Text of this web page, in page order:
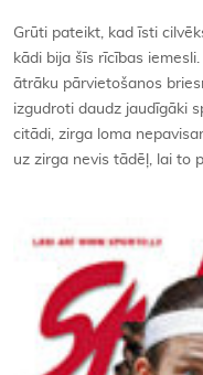
Grūti pateikt, kad īsti
kādi bija šīs rīcības
ātrāku pārvietošanos
izgudroti daudz jaudīgāki
citādi, zirga loma
uz zirga nevis tādēļ, lai to